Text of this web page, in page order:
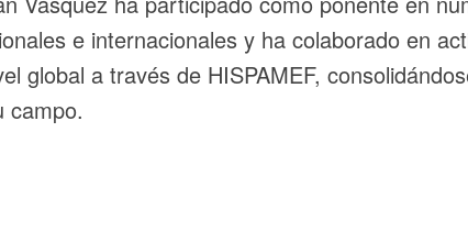
e internacionales y ha colaborado en
global a través de HISPAMEF,
campo.